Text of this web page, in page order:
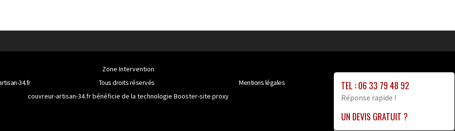
TEL : 06 33 79 48 92
Réponse rapide !
UN DEVIS GRATUIT ?
Zone Intervention
34.fr Tous droits réservés
Mentions légales
couvreur-artisan-34.fr bénéficie de la technologie Booster-site proxy